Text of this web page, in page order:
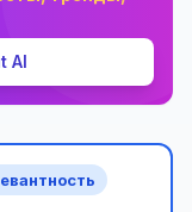
AI